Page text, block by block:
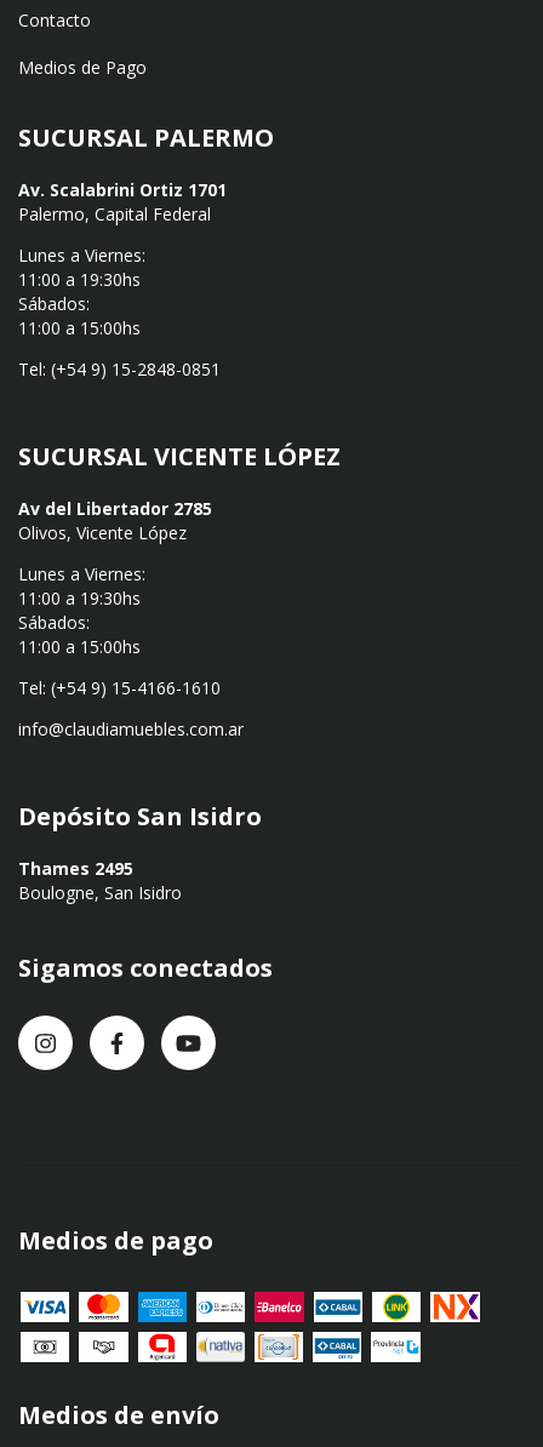
Contacto
Medios de Pago
SUCURSAL PALERMO
Av. Scalabrini Ortiz 1701
Palermo, Capital Federal
Lunes a Viernes:
11:00 a 19:30hs
Sábados:
11:00 a 15:00hs
Tel: (+54 9) 15-2848-0851
SUCURSAL VICENTE LÓPEZ
Av del Libertador 2785
Olivos, Vicente López
Lunes a Viernes:
11:00 a 19:30hs
Sábados:
11:00 a 15:00hs
Tel: (+54 9) 15-4166-1610
info@claudiamuebles.com.ar
Depósito San Isidro
Thames 2495
Boulogne, San Isidro
Sigamos conectados
Medios de pago
Medios de envío